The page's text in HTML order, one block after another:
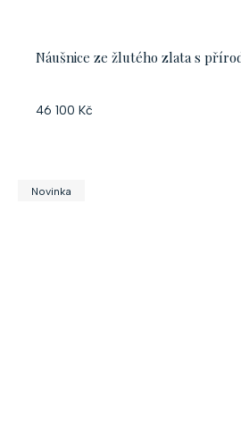
Náušnice ze žlutého zlata s
46 100 Kč
Novinka